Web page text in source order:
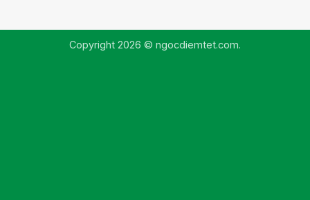
Copyright 2026 © ngocdiemtet.com.